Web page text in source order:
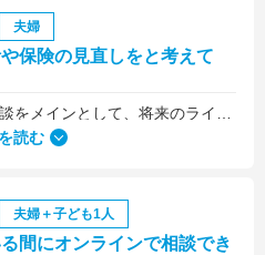
夫婦
保険の見直しをと考えて
読む
夫婦＋子ども1人
間にオンラインで相談でき